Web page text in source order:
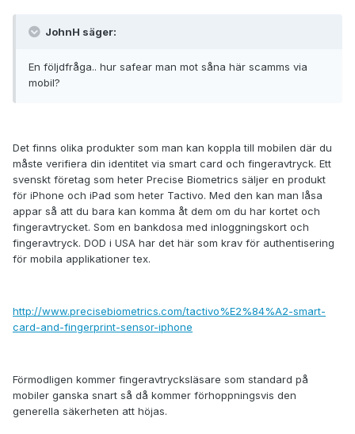
JohnH säger:
En följdfråga.. hur safear man mot såna här scamms via
mobil?
Det finns olika produkter som man kan koppla till mobilen där du
måste verifiera din identitet via smart card och fingeravtryck. Ett
svenskt företag som heter Precise Biometrics säljer en produkt
för iPhone och iPad som heter Tactivo. Med den kan man låsa
appar så att du bara kan komma åt dem om du har kortet och
fingeravtrycket. Som en bankdosa med inloggningskort och
fingeravtryck. DOD i USA har det här som krav för authentisering
för mobila applikationer tex.
http://www.precisebiometrics.com/tactivo%E2%84%A2-smart-
card-and-fingerprint-sensor-iphone
Förmodligen kommer fingeravtrycksläsare som standard på
mobiler ganska snart så då kommer förhoppningsvis den
generella säkerheten att höjas.